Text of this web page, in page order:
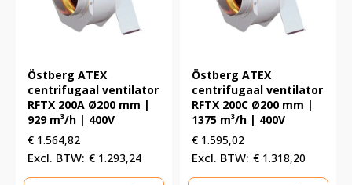
Östberg ATEX
centrifugaal ventilator
RFTX 200A Ø200 mm |
929 m³/h | 400V
€ 1.564,82
€ 1.293,24
Östberg ATEX
centrifugaal ventilator
RFTX 200C Ø200 mm |
1375 m³/h | 400V
€ 1.595,02
€ 1.318,20